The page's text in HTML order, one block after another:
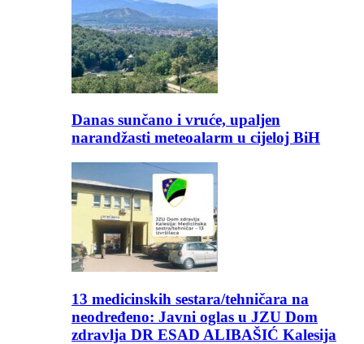
Danas sunčano i vruće, upaljen
narandžasti meteoalarm u cijeloj BiH
13 medicinskih sestara/tehničara na
neodređeno: Javni oglas u JZU Dom
zdravlja DR ESAD ALIBAŠIĆ Kalesija